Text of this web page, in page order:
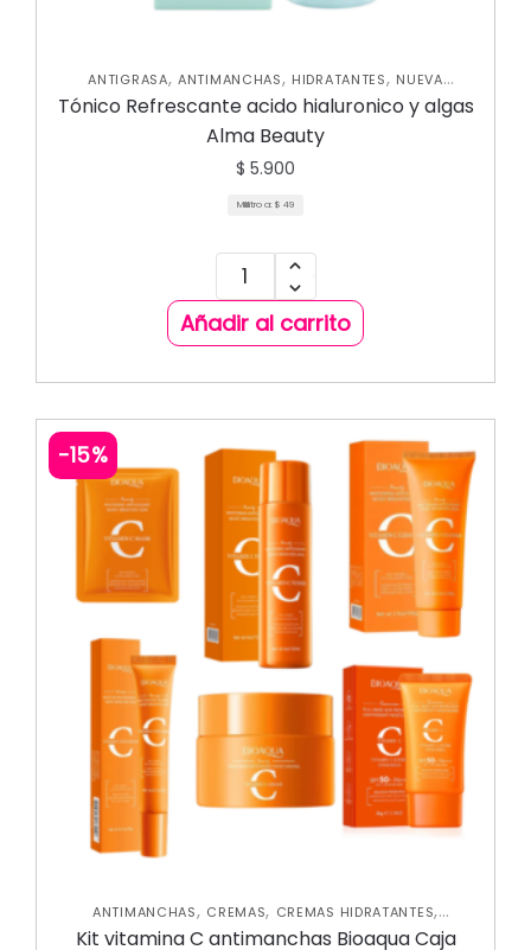
ANTIGRASA,ANTIMANCHAS, HIDRATANTES, NUEVA
COLECCIÓN
SKIN CARE FACIAL
Tónico Refrescante acido hialuronico y algas
Alma Beauty
$ 5.900
Mililitro a: $ 49
Añadir al carrito
-15%
ANTIMANCHAS, CREMAS, CREMAS HIDRATANTES,
HIDRATANTES , JABONES Y EXFOLIANTES ,KITS PROMO SKIN
Kit vitamina C antimanchas Bioaqua Caja